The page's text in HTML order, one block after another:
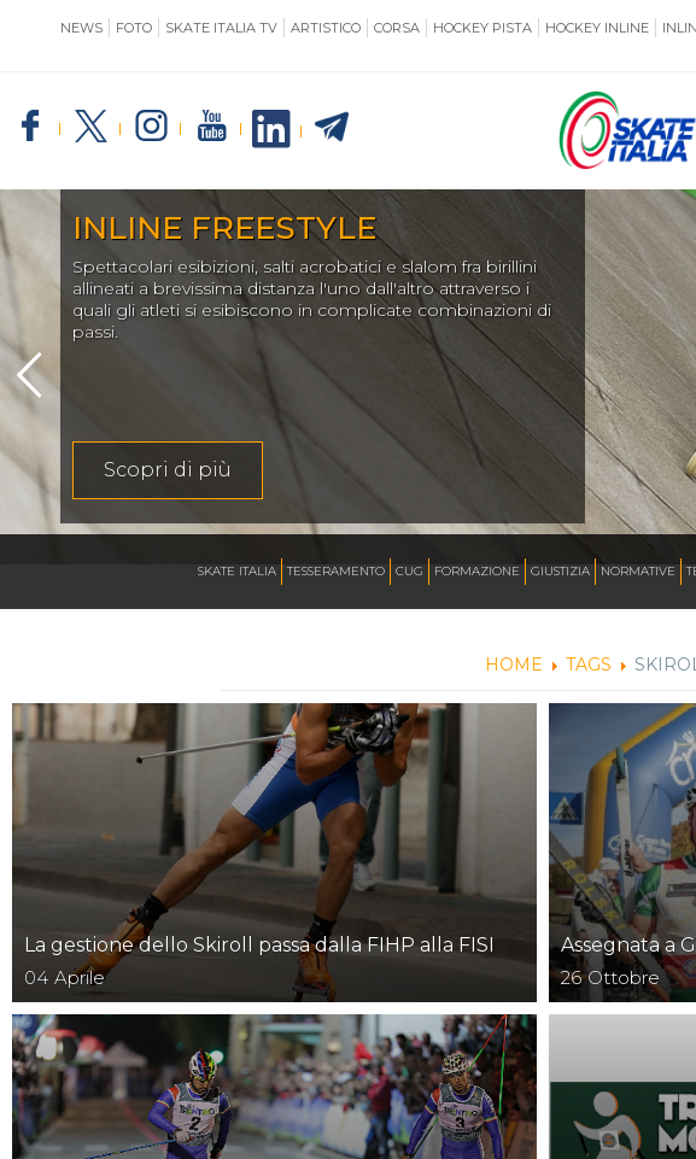
NEWS FOTO SKATE ITALIA TV ARTISTICO CORSA HOCKEY PISTA HOCKEY INLINE
INLINE FREESTYLE
Spettacolari esibizioni, salti acrobatici e slalom fra birillini
allineati a brevissima distanza l'uno dall'altro attraverso i
quali gli atleti si esibiscono in complicate combinazioni di
passi.
Scopri di più
SKATE ITALIA TESSERAMENTO CUG FORMAZIONE GIUSTIZIA NORMATIVE
HOME TAGS
La gestione dello Skiroll passa dalla FIHP alla FISI
04 Aprile
Assegnata a
26 Ottobre
SKATE ITALIA
GIUSTIZIA NORMATIVE
IMPIANTISTICA ANTIDOPING
CALENDARIO AZZURRI
ARTISTICO
HOCKEY INLINE
DOWNHILL
ROLLER DERBY